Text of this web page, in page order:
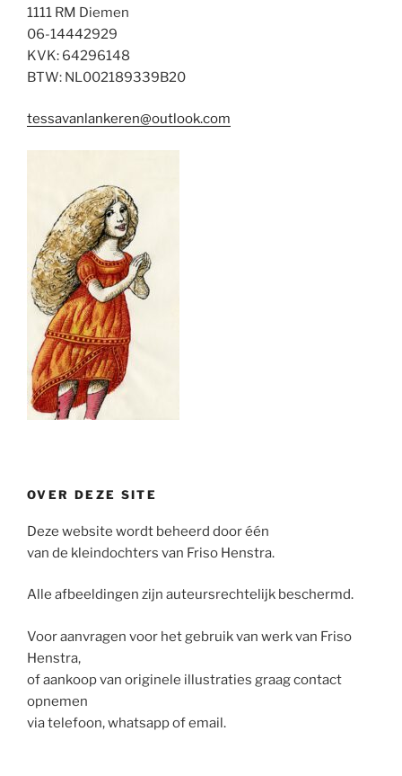
1111 RM Diemen
06-14442929
KVK: 64296148
BTW: NL002189339B20
tessavanlankeren@outlook.com
OVER DEZE SITE
Deze website wordt beheerd door één
van de kleindochters van Friso Henstra.
Alle afbeeldingen zijn auteursrechtelijk beschermd.
Voor aanvragen voor het gebruik van werk van Friso
Henstra,
of aankoop van originele illustraties graag contact
opnemen
via telefoon, whatsapp of email.